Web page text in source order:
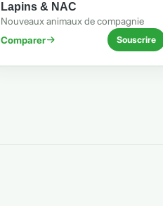
Lapins & NAC
Nouveaux animaux de compagnie
Comparer
Souscrire